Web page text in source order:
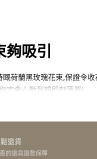
吸引
荷蘭黑玫瑰花束,保證令
定會心動到想即刻落單!
到好多問題,比如唔知邊
退貨
的退貨退款保障